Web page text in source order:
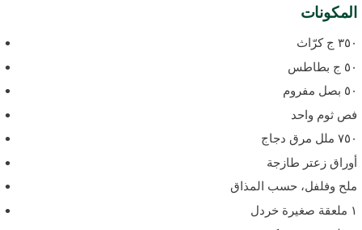
ج كرّاث
بطاطس
مفروم
ثوم واحد
مرق دجاج
زعتر طازجة
وفلفل، حسب المذاق